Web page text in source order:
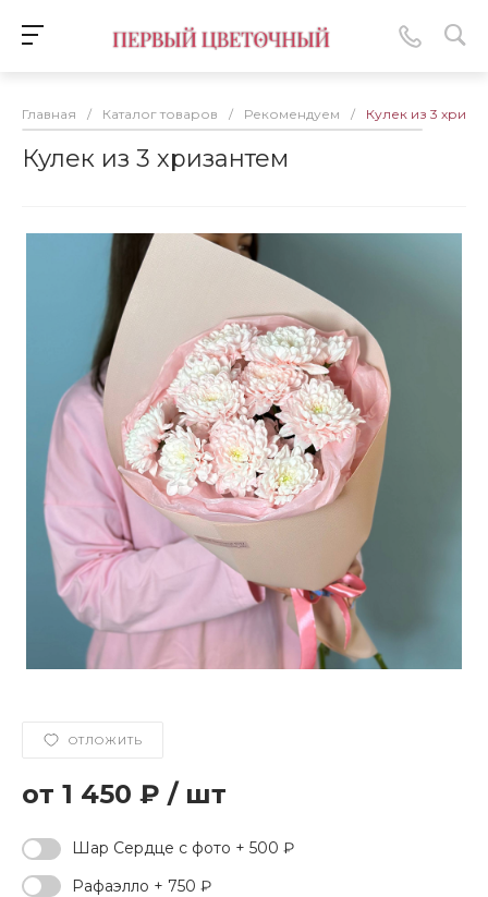
Главная / Каталог товаров / Рекомендуем / Кулек из 3
Кулек из 3 хризантем
ОТЛОЖИТЬ
1 450 ₽ / шт
Шар Сердце с фото + 500 ₽
Рафаэлло + 750 ₽